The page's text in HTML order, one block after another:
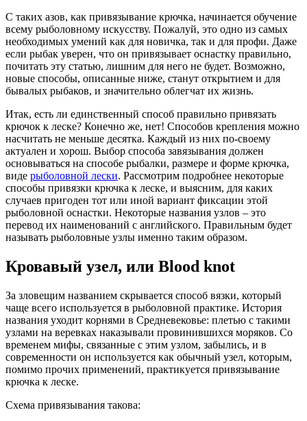
С таких азов, как привязывание крючка, начинается обучение
всему рыболовному искусству. Пожалуй, это одно из самых
необходимых умений как для новичка, так и для профи. Даже
если рыбак уверен, что он привязывает оснастку правильно,
почитать эту статью, лишним для него не будет. Возможно,
новые способы, описанные ниже, станут открытием и для
бывалых рыбаков, и значительно облегчат их жизнь.
Итак, есть ли единственный способ правильно привязать
крючок к леске? Конечно же, нет! Способов крепления можно
насчитать не меньше десятка. Каждый из них по-своему
актуален и хорош. Выбор способа завязывания должен
основываться на способе рыбалки, размере и форме крючка,
виде рыболовной лески. Рассмотрим подробнее некоторые
способы привязки крючка к леске, и выясним, для каких
случаев пригоден тот или иной вариант фиксации этой
рыболовной оснастки. Некоторые названия узлов – это
перевод их наименований с английского. Правильным будет
называть рыболовные узлы именно таким образом.
Кровавый узел, или Blood knot
За зловещим названием скрывается способ вязки, который
чаще всего используется в рыболовной практике. История
названия уходит корнями в Средневековье: плетью с такими
узлами на веревках наказывали провинившихся моряков. Со
временем мифы, связанные с этим узлом, забылись, и в
современности он используется как обычный узел, которым,
помимо прочих применений, практикуется привязывание
крючка к леске.
Схема привязывания такова: